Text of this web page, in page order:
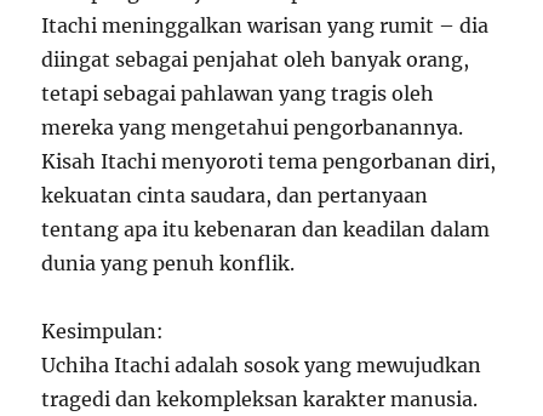
Itachi meninggalkan warisan yang rumit – dia
diingat sebagai penjahat oleh banyak orang,
tetapi sebagai pahlawan yang tragis oleh
mereka yang mengetahui pengorbanannya.
Kisah Itachi menyoroti tema pengorbanan diri,
kekuatan cinta saudara, dan pertanyaan
tentang apa itu kebenaran dan keadilan dalam
dunia yang penuh konflik.
Kesimpulan:
Uchiha Itachi adalah sosok yang mewujudkan
tragedi dan kekompleksan karakter manusia.